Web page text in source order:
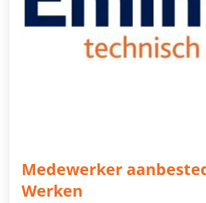
Medewerker
Werken